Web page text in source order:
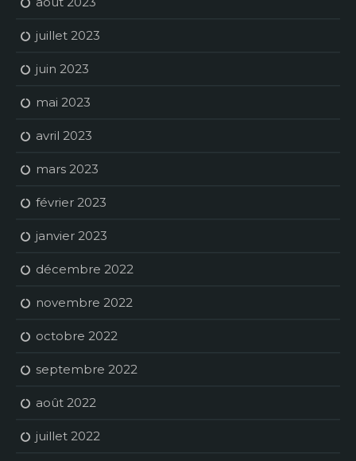
juillet 2023
juin 2023
mai 2023
avril 2023
mars 2023
février 2023
janvier 2023
décembre 2022
novembre 2022
octobre 2022
septembre 2022
août 2022
juillet 2022